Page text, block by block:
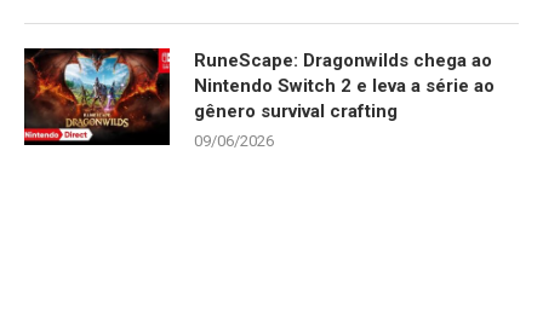
RuneScape: Dragonwilds chega ao
Nintendo Switch 2 e leva a série ao
gênero survival crafting
09/06/2026